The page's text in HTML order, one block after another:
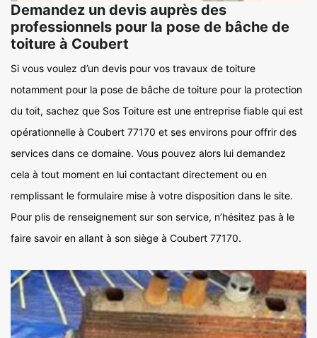
Demandez un devis auprès des
professionnels pour la pose de bâche de
toiture à Coubert
Si vous voulez d’un devis pour vos travaux de toiture
notamment pour la pose de bâche de toiture pour la protection
du toit, sachez que Sos Toiture est une entreprise fiable qui est
opérationnelle à Coubert 77170 et ses environs pour offrir des
services dans ce domaine. Vous pouvez alors lui demandez
cela à tout moment en lui contactant directement ou en
remplissant le formulaire mise à votre disposition dans le site.
Pour plis de renseignement sur son service, n’hésitez pas à le
faire savoir en allant à son siège à Coubert 77170.